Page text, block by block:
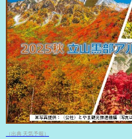
（出典 天気予報）